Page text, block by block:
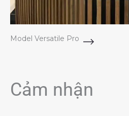
Model Versatile Pro
Cảm nhận